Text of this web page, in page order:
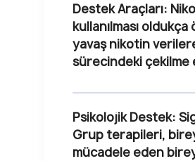
Destek Araçları:
kullanılması
yavaş nikotin
sürecindeki çekilme
Psikolojik Destek:
Grup terapileri,
mücadele eden